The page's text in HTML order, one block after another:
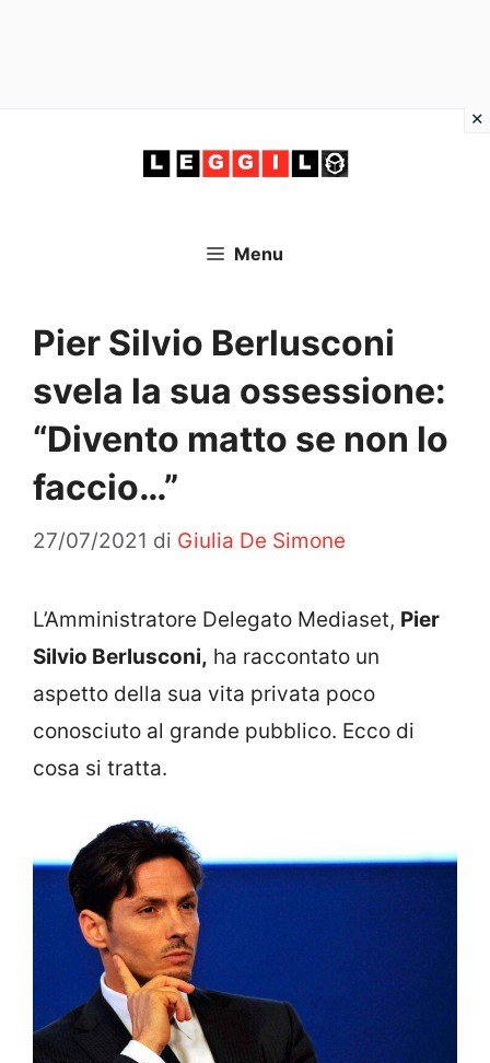
Menu
Pier Silvio Berlusconi
svela la sua ossessione:
“Divento matto se non lo
faccio…”
27/07/2021 di Giulia De Simone
L’Amministratore Delegato Mediaset, Pier
Silvio Berlusconi, ha raccontato un
aspetto della sua vita privata poco
conosciuto al grande pubblico. Ecco di
cosa si tratta.